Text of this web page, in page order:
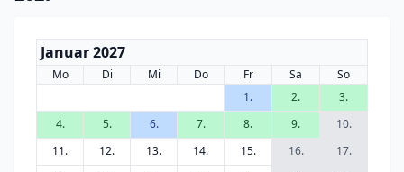
Januar 2027
Mo Di Mi Do Fr Sa
So
1.
2.
3.
4.
5. 6. 7. 8. 9.
10.
11.
12. 13. 14. 15. 16.
17.